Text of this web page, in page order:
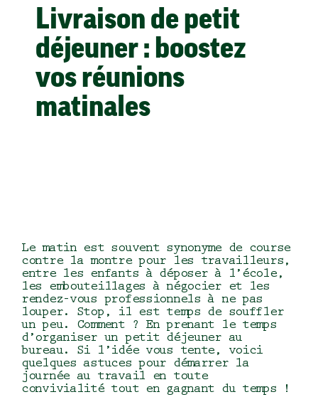
Le concept en franchise
Livraison de petit
déjeuner : boostez
vos réunions
matinales
Le matin est souvent synonyme de course
contre la montre pour les travailleurs,
entre les enfants à déposer à l’école,
les embouteillages à négocier et les
rendez-vous professionnels à ne pas
louper. Stop, il est temps de souffler
un peu. Comment ? En prenant le temps
d’organiser un petit déjeuner au
bureau.
Si l’idée vous tente, voici
quelques astuces pour démarrer la
journée au travail en toute
convivialité tout en gagnant du temps !